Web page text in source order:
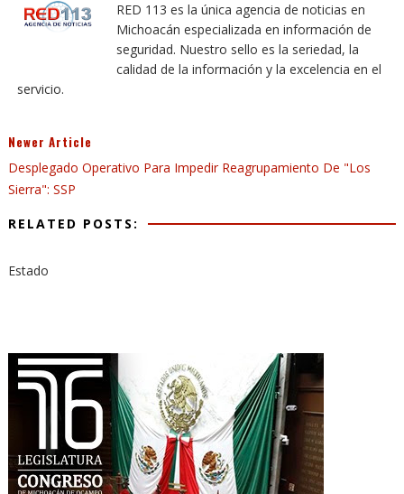
RED 113 es la única agencia de noticias en
Michoacán especializada en información de
seguridad. Nuestro sello es la seriedad, la
calidad de la información y la excelencia en el
servicio.
Newer Article
Desplegado Operativo Para Impedir Reagrupamiento De "Los
Sierra": SSP
RELATED POSTS:
Estado